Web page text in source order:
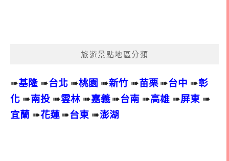
旅遊景點地區分類
➠基隆 ➠台北 ➠桃園 ➠新竹 ➠苗栗➠台中 ➠彰
化 ➠南投 ➠雲林 ➠嘉義➠台南 ➠高雄 ➠屏東 ➠
宜蘭 ➠花蓮➠台東 ➠澎湖